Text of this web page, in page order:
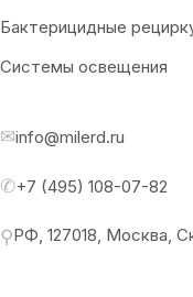
Бактерицидные
Системы освещения
✉info@milerd.ru
✆+7 (495) 108-07-82
⚲РФ, 127018, Москва,